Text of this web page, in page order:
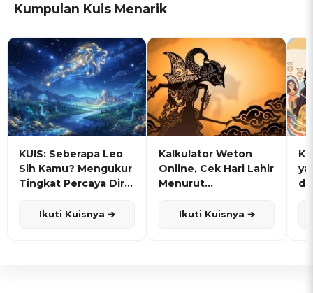
Kumpulan Kuis Menarik
KUIS: Seberapa Leo
Sih Kamu? Mengukur
Tingkat Percaya Diri
Ikuti Kuisnya ➔
Kalkulator Weton
Online, Cek Hari Lahir
Menurut
Ikuti Kuisnya ➔